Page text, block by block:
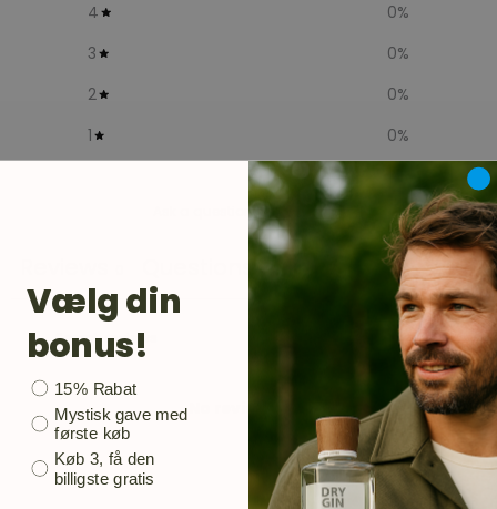
4
0%
3
0%
2
0%
1
0%
Ask a questionWrite a review
Questions 0
No reviews yet
Vælg din
bonus!
Bonusgave
15% Rabat
Mystisk gave med
første køb
Køb 3, få den
billigste gratis